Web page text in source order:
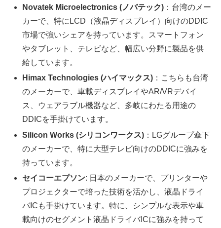
Novatek Microelectronics (ノバテック) ：台湾のメー
カーで、特にLCD（液晶ディスプレイ）向けのDDIC
市場で強いシェアを持っています。スマートフォン
やタブレット、テレビなど、幅広い分野に製品を供
給しています。
Himax Technologies (ハイマックス) ：こちらも台湾
のメーカーで、車載ディスプレイやAR/VRデバイ
ス、ウェアラブル機器など、多岐にわたる用途の
DDICを手掛けています。
Silicon Works (シリコンワークス) ：LGグループ傘下
のメーカーで、特に大型テレビ向けのDDICに強みを
持っています。
セイコーエプソン: 日本のメーカーで、プリンターや
プロジェクターで培った技術を活かし、液晶ドライ
バICも手掛けています。特に、シンプルな表示や車
載向けのセグメント液晶ドライバICに強みを持って